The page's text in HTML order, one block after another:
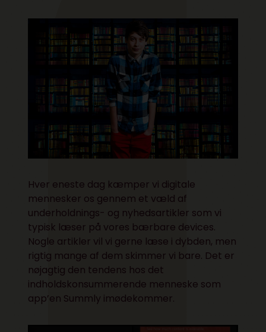
Hver eneste dag kæmper vi digitale
mennesker os gennem et væld af
underholdnings- og nyhedsartikler som vi
typisk læser på vores bærbare devices.
Nogle artikler vil vi gerne læse i dybden, men
rigtig mange af dem skimmer vi bare. Det er
nøjagtig den tendens hos det
indholdskonsummerende menneske som
app’en Summly imødekommer.